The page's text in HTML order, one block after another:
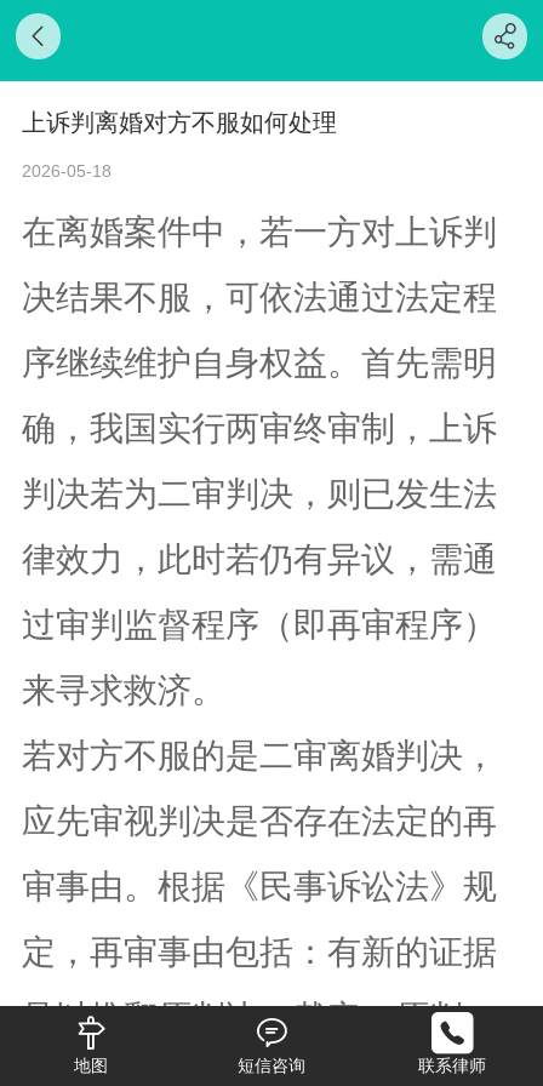
上诉判离婚对方不服如何处理
2026-05-18
在离婚案件中，若一方对上诉判
决结果不服，可依法通过法定程
序继续维护自身权益。首先需明
确，我国实行两审终审制，上诉
判决若为二审判决，则已发生法
律效力，此时若仍有异议，需通
过审判监督程序（即再审程序）
来寻求救济。
若对方不服的是二审离婚判决，
应先审视判决是否存在法定的再
审事由。根据《民事诉讼法》规
定，再审事由包括：有新的证据
足以推翻原判决、裁定；原判
地图 短信咨询 联系律师